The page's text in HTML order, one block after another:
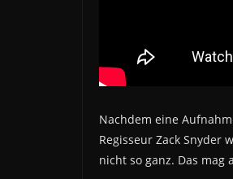
Nachdem eine
Regisseur Zack
nicht so ganz. Das